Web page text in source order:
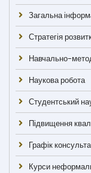
Загальна
Стратегія
Навчально-
Наукова робота
Студентський
Підвищення
Графік
Курси